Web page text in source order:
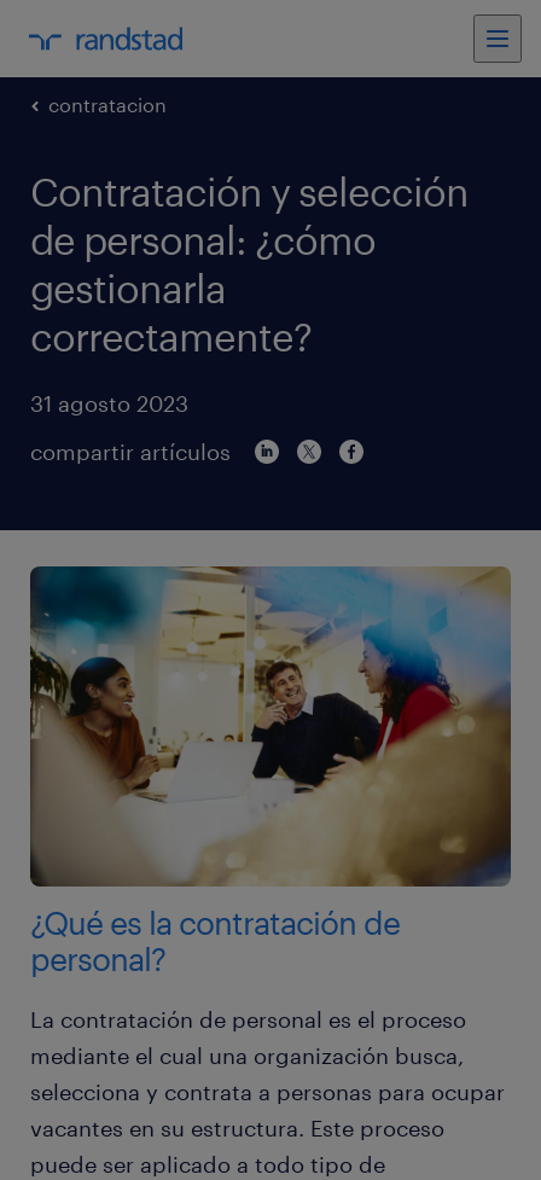
contratacion
Contratación y selección
de personal: ¿cómo
gestionarla
correctamente?
31 agosto 2023
compartir artículos
¿Qué es la contratación de
personal?
La contratación de personal es el proceso
mediante el cual una organización busca,
selecciona y contrata a personas para ocupar
vacantes en su estructura. Este proceso
puede ser aplicado a todo tipo de